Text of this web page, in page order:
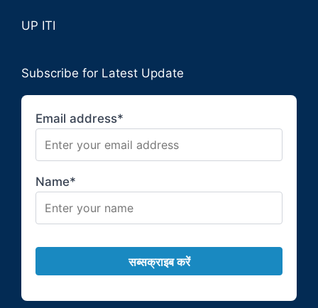
UP ITI
Subscribe for Latest Update
Email address*
Name*